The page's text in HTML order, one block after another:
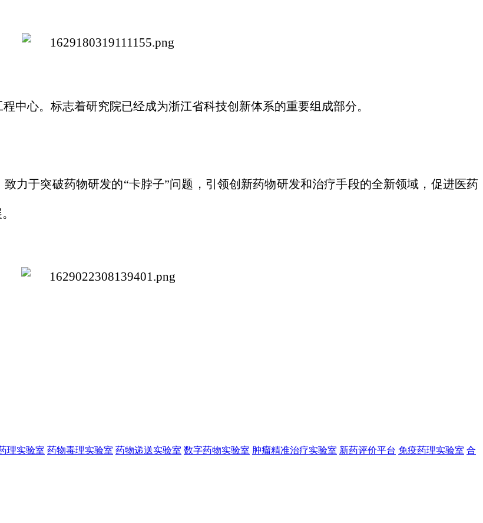
中心。标志着研究院已经成为浙江省科技创新体系的重要组成部分。
力于突破药物研发的“卡脖子”问题，引领创新药物研发和治疗手段的全新领域，促进医药
理实验室 药物毒理实验室 药物递送实验室 数字药物实验室 肿瘤精准治疗实验室 新药评价平台 免疫药理实验室 合